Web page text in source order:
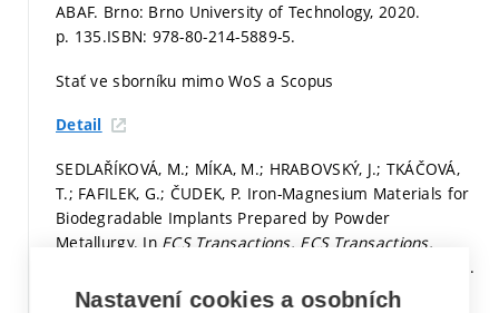
ABAF. Brno: Brno University of Technology, 2020.
p. 135.ISBN: 978-80-214-5889-5.
Stať ve sborníku mimo WoS a Scopus
Detail
SEDLAŘÍKOVÁ, M.; MÍKA, M.; HRABOVSKÝ, J.; TKÁČOVÁ,
T.; FAFILEK, G.; ČUDEK, P. Iron-Magnesium Materials for
Biodegradable Implants Prepared by Powder
Metallurgy. In ECS Transactions. ECS Transactions.
Pennington, USA: The Electrochemical Society, 2020. iss.
p. 249-253.ISBN: 9781607685395. ISSN: 1938-6737.
Nastavení cookies a osobních